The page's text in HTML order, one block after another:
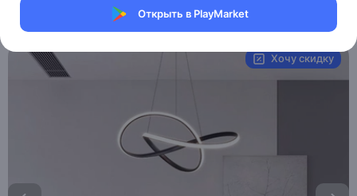
Открыть в PlayMarket
MXM8026506407
Хочу скидку